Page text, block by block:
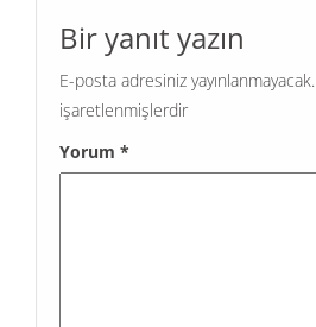
Bir yanıt yazın
E-posta adresiniz yayınlanmayacak.
işaretlenmişlerdir
Yorum *